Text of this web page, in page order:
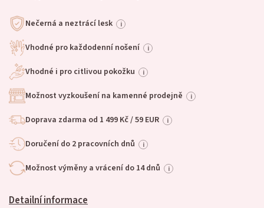
Nečerná a neztrácí lesk i
Vhodné pro každodenní nošení i
Vhodné i pro citlivou pokožku i
Možnost vyzkoušení na kamenné prodejně i
Doprava zdarma od 1 499 Kč / 59 EUR i
Doručení do 2 pracovních dnů i
Možnost výměny a vrácení do 14 dnů i
Detailní informace